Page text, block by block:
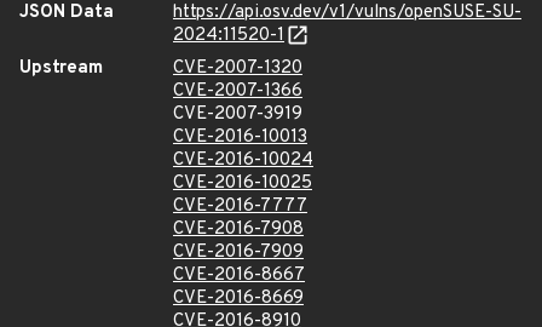
JSON Data
https://api.osv.dev/v1/vulns/openSUSE-SU-
2024:11520-1
Upstream
CVE-2007-1320
CVE-2007-1366
CVE-2007-3919
CVE-2016-10013
CVE-2016-10024
CVE-2016-10025
CVE-2016-7777
CVE-2016-7908
CVE-2016-7909
CVE-2016-8667
CVE-2016-8669
CVE-2016-8910